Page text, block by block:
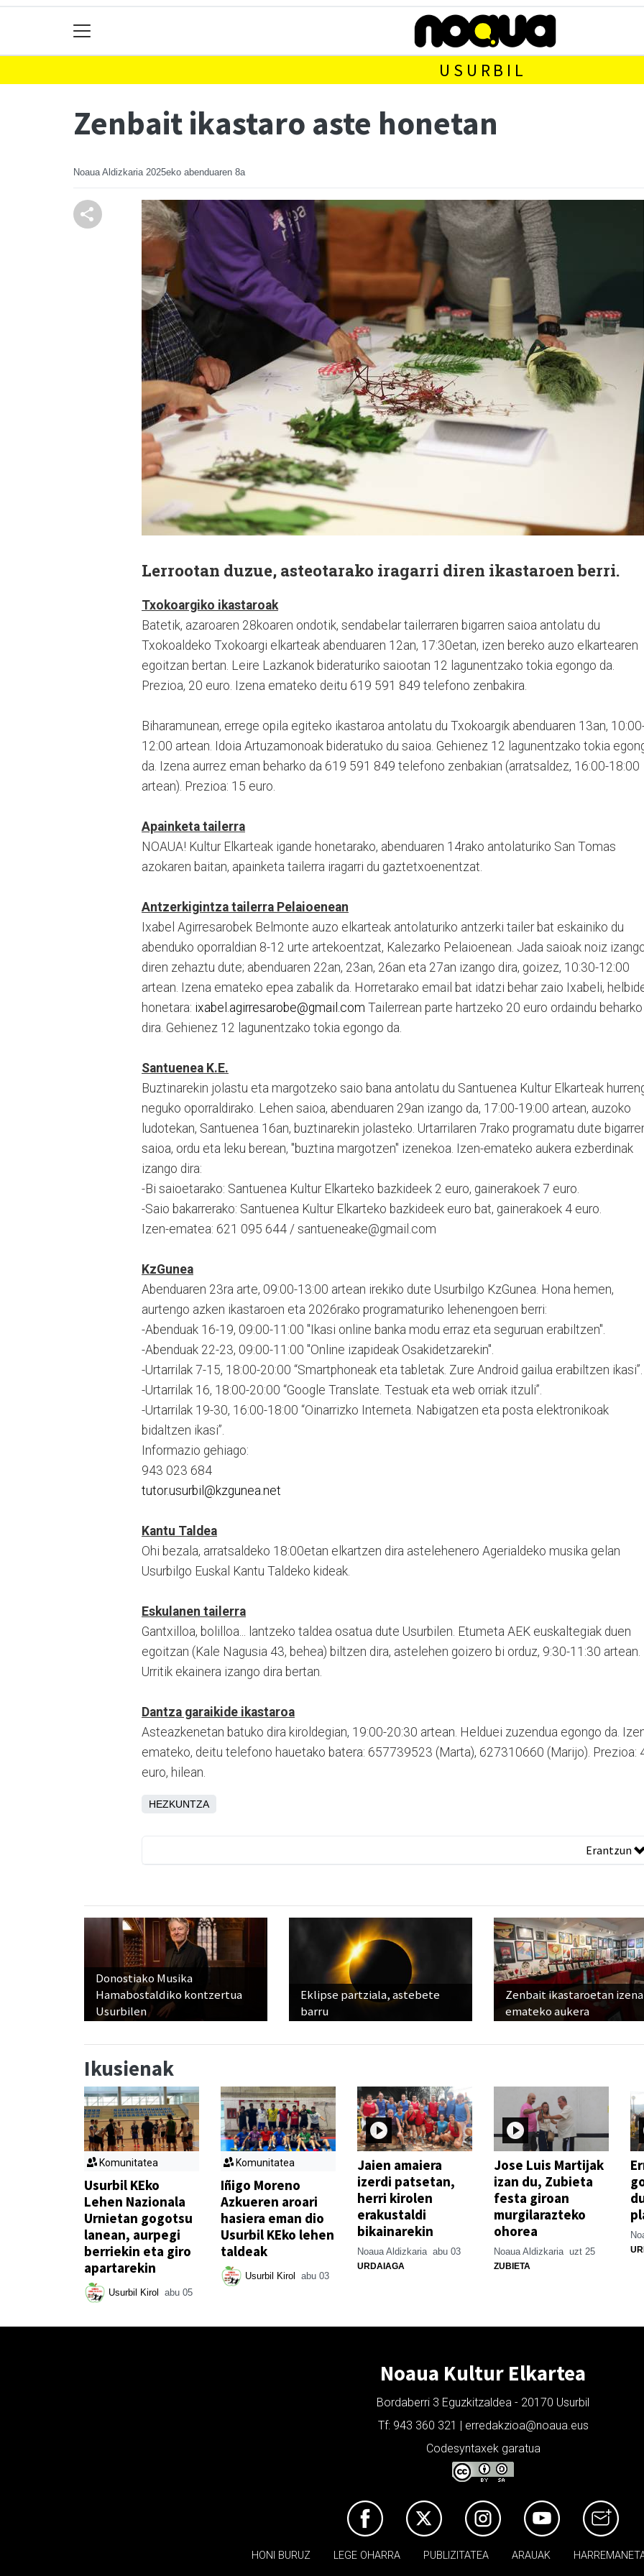
USURBIL
Zenbait ikastaro aste honetan
Noaua Aldizkaria 2025eko abenduaren 8a
Lerrootan duzue, asteotarako iragarri diren ikastaroen berri.
Txokoargiko ikastaroak
Batetik, azaroaren 28koaren ondotik, sendabelar tailerraren bigarren saioa antolatu du
Txokoaldeko Txokoargi elkarteak abenduaren 12an, 17:30etan, izen bereko auzo elkartearen
egoitzan bertan. Leire Lazkanok bideraturiko saiootan 12 lagunentzako tokia egongo da.
Prezioa, 20 euro. Izena emateko deitu 619 591 849 telefono zenbakira.
Biharamunean, errege opila egiteko ikastaroa antolatu du Txokoargik abenduaren 13an,
12:00 artean. Idoia Artuzamonoak bideratuko du saioa. Gehienez 12 lagunentzako tokia
da. Izena aurrez eman beharko da 619 591 849 telefono zenbakian (arratsaldez, 16:00-18:00
artean). Prezioa: 15 euro.
Apainketa tailerra
NOAUA! Kultur Elkarteak igande honetarako, abenduaren 14rako antolaturiko San Tomas
azokaren baitan, apainketa tailerra iragarri du gaztetxoenentzat.
Antzerkigintza tailerra Pelaioenean
Ixabel Agirresarobek Belmonte auzo elkarteak antolaturiko antzerki tailer bat eskainiko du
abenduko oporraldian 8-12 urte artekoentzat, Kalezarko Pelaioenean. Jada saioak noiz
diren zehaztu dute; abenduaren 22an, 23an, 26an eta 27an izango dira, goizez, 10:30-12:00
artean. Izena emateko epea zabalik da. Horretarako email bat idatzi behar zaio Ixabeli,
honetara: ixabel.agirresarobe@gmail.com Tailerrean parte hartzeko 20 euro ordaindu beharko
dira. Gehienez 12 lagunentzako tokia egongo da.
Santuenea K.E.
Buztinarekin jolastu eta margotzeko saio bana antolatu du Santuenea Kultur Elkarteak
neguko oporraldirako. Lehen saioa, abenduaren 29an izango da, 17:00-19:00 artean, auzoko
ludotekan, Santuenea 16an, buztinarekin jolasteko. Urtarrilaren 7rako programatu dute
saioa, ordu eta leku berean, "buztina margotzen" izenekoa. Izen-emateko aukera ezberdinak
izango dira:
-Bi saioetarako: Santuenea Kultur Elkarteko bazkideek 2 euro, gainerakoek 7 euro.
-Saio bakarrerako: Santuenea Kultur Elkarteko bazkideek euro bat, gainerakoek 4 euro.
Izen-ematea: 621 095 644 / santueneake@gmail.com
KzGunea
Abenduaren 23ra arte, 09:00-13:00 artean irekiko dute Usurbilgo KzGunea. Hona hemen,
aurtengo azken ikastaroen eta 2026rako programaturiko lehenengoen berri:
-Abenduak 16-19, 09:00-11:00 "Ikasi online banka modu erraz eta seguruan erabiltzen".
-Abenduak 22-23, 09:00-11:00 "Online izapideak Osakidetzarekin".
-Urtarrilak 7-15, 18:00-20:00 “Smartphoneak eta tabletak. Zure Android gailua erabiltzen ikasi”.
-Urtarrilak 16, 18:00-20:00 “Google Translate. Testuak eta web orriak itzuli”.
-Urtarrilak 19-30, 16:00-18:00 “Oinarrizko Interneta. Nabigatzen eta posta elektronikoak
bidaltzen ikasi”.
Informazio gehiago:
943 023 684
tutor.usurbil@kzgunea.net
Kantu Taldea
Ohi bezala, arratsaldeko 18:00etan elkartzen dira astelehenero Agerialdeko musika gelan
Usurbilgo Euskal Kantu Taldeko kideak.
Eskulanen tailerra
Gantxilloa, bolilloa... lantzeko taldea osatua dute Usurbilen. Etumeta AEK euskaltegiak duen
egoitzan (Kale Nagusia 43, behea) biltzen dira, astelehen goizero bi orduz, 9:30-11:30 artean.
Urritik ekainera izango dira bertan.
Dantza garaikide ikastaroa
Asteazkenetan batuko dira kiroldegian, 19:00-20:30 artean. Helduei zuzendua egongo da.
emateko, deitu telefono hauetako batera: 657739523 (Marta), 627310660 (Marijo). Prezioa:
euro, hilean.
HEZKUNTZA
Erantzun
Donostiako Musika
Hamabostaldiko kontzertua
Usurbilen
Eklipse partziala, astebete
barru
Zenbait ikastaroetan izena
emateko aukera
Ikusienak
Komunitatea
Usurbil KEko
Lehen Nazionala
Urnietan gogotsu
lanean, aurpegi
berriekin eta giro
apartarekin
Usurbil Kirol abu 05
Komunitatea
Iñigo Moreno
Azkueren aroari
hasiera eman dio
Usurbil KEko lehen
taldeak
Usurbil Kirol abu 03
Jaien amaiera
izerdi patsetan,
herri kirolen
erakustaldi
bikainarekin
Noaua Aldizkaria abu 03
URDAIAGA
Jose Luis Martijak
izan du, Zubieta
festa giroan
murgilarazteko
ohorea
Noaua Aldizkaria uzt 25
ZUBIETA
Noaua Kultur Elkartea
Bordaberri 3 Eguzkitzaldea - 20170 Usurbil
Tf: 943 360 321 | erredakzioa@noaua.eus
Codesyntaxek garatua
HONI BURUZ LEGE OHARRA PUBLIZITATEA ARAUAK